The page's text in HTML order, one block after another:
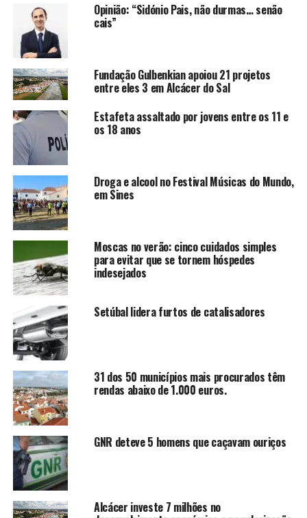
Opinião: “Sidónio Pais, não durmas… senão
cais”
Fundação Gulbenkian apoiou 21 projetos
entre eles 3 em Alcácer do Sal
Estafeta assaltado por jovens entre os 11 e
os 18 anos
Droga e alcool no Festival Músicas do Mundo,
em Sines
Moscas no verão: cinco cuidados simples
para evitar que se tornem hóspedes
indesejados
Setúbal lidera furtos de catalisadores
31 dos 50 municípios mais procurados têm
rendas abaixo de 1.000 euros.
GNR deteve 5 homens que caçavam ouriços
Alcácer investe 7 milhões no